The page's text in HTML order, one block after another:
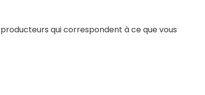
qui correspondent à ce que vous